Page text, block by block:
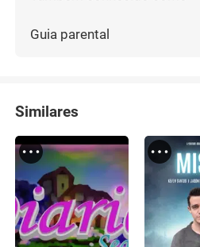
Guia parental
Similares